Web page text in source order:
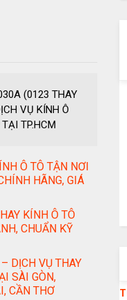
(0123 THAY
VỤ KÍNH Ô
TP.HCM
Ô TÔ TẬN NƠI
HÃNG, GIÁ
KÍNH Ô TÔ
CHUẨN KỸ
DỊCH VỤ THAY
SÀI GÒN,
CẦN THƠ